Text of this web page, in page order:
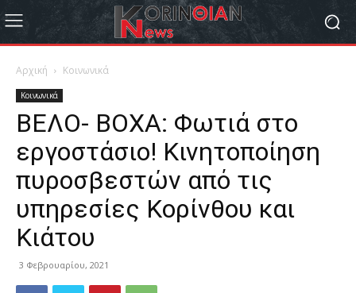
Αρχική Κοινωνικά
Κοινωνικά
ΒΕΛΟ- ΒΟΧΑ: Φωτιά στο
εργοστάσιο! Κινητοποίηση
πυροσβεστών από τις
υπηρεσίες Κορίνθου και
Κιάτου
3 Φεβρουαρίου, 2021